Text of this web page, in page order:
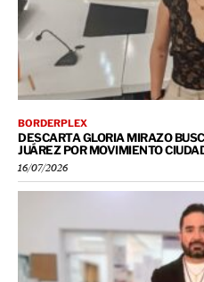
BORDERPLEX
DESCARTA GLORIA MIRAZO
JUÁREZ POR MOVIMIENTO
16/07/2026